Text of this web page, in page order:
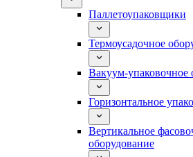
Паллетоупаковщики
Термоусадочное
Вакуум-упаковочное
Горизонтальное
Вертикальное
оборудование